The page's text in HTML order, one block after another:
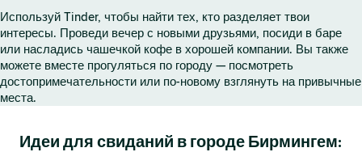
ц
а
T
i
n
r
Используй Tinder, чтобы найти тех, кто разделяет твои
интересы. Проведи вечер с новыми друзьями, посиди в баре
или насладись чашечкой кофе в хорошей компании. Вы также
можете вместе прогуляться по городу — посмотреть
достопримечательности или по-новому взглянуть на привычные
места.
Идеи для свиданий в городе Бирмингем: